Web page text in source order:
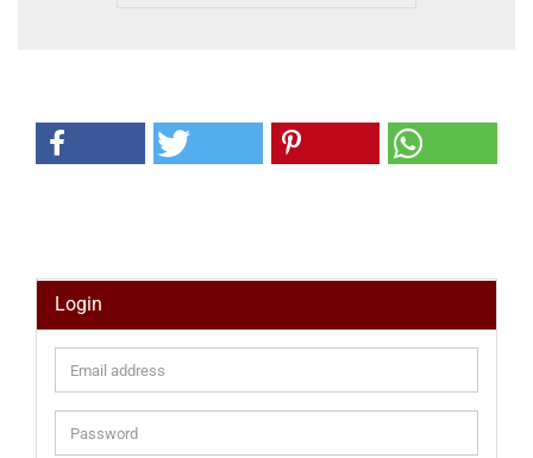
Login
Email
address
Password